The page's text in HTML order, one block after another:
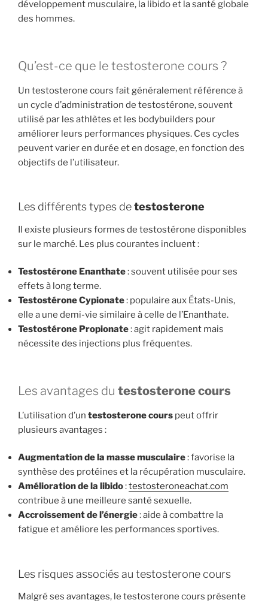
développement musculaire, la libido et la santé globale
des hommes.
Qu’est-ce que le testosterone cours ?
Un testosterone cours fait généralement référence à
un cycle d’administration de testostérone, souvent
utilisé par les athlètes et les bodybuilders pour
améliorer leurs performances physiques. Ces cycles
peuvent varier en durée et en dosage, en fonction des
objectifs de l’utilisateur.
Les différents types detestosterone
Il existe plusieurs formes de testostérone disponibles
sur le marché. Les plus courantes incluent :
Testostérone Enanthate: souvent utilisée pour ses
effets à long terme.
Testostérone Cypionate: populaire aux États-Unis,
elle a une demi-vie similaire à celle de l’Enanthate.
Testostérone Propionate: agit rapidement mais
nécessite des injections plus fréquentes.
Les avantages du testosterone cours
L’utilisation d’un testosterone cours peut offrir
plusieurs avantages :
Augmentation de la masse musculaire: favorise la
synthèse des protéines et la récupération musculaire.
Amélioration de la libido:testosteroneachat.com
contribue à une meilleure santé sexuelle.
Accroissement de l’énergie: aide à combattre la
fatigue et améliore les performances sportives.
Les risques associés au testosterone cours
Malgré ses avantages, le testosterone cours présente